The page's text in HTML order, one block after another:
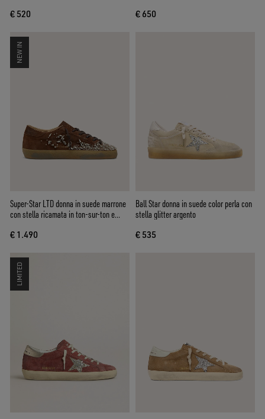
€ 520 € 650
NEW IN
Super-Star LTD donna in suede marrone
con stella ricamata in ton-sur-ton e
€ 1.490
Ball Star donna in suede color perla con
stella glitter argento
€ 535
LIMITED